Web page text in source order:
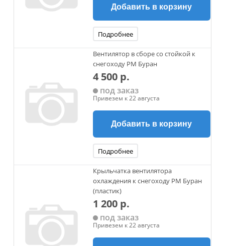
Добавить в корзину
Подробнее
Вентилятор в сборе со стойкой к
снегоходу РМ Буран
4 500 р.
под заказ
Привезем к 22 августа
Добавить в корзину
Подробнее
Крыльчатка вентилятора
охлаждения к снегоходу РМ Буран
(пластик)
1 200 р.
под заказ
Привезем к 22 августа